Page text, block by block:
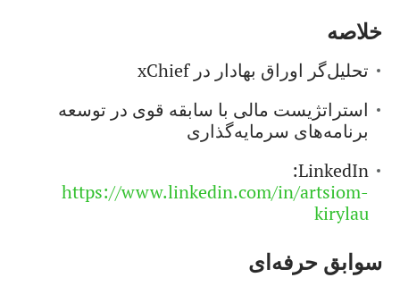
خلاصه
تحلیل‌گر اوراق بهادار در xChief
استراتژیست مالی با سابقه قوی در توسعه
برنامه‌های سرمایه‌گذاری
LinkedIn:
https://www.linkedin.com/in/artsiom-
kirylau
سوابق حرفه‌ای